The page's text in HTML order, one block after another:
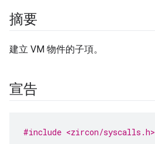
摘要
建立 VM 物件的子項。
宣告
#include <zircon/syscalls.h>